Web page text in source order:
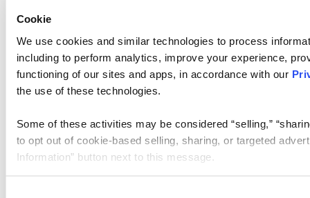
Cookie
We use cookies and similar technologies to process
including to perform analytics, improve your experience,
functioning of our sites and apps, in accordance with our
the use of these technologies.
Some of these activities may be considered “selling,”
to opt out of cookie-based selling, sharing, or targeted
Information” button next to this message.